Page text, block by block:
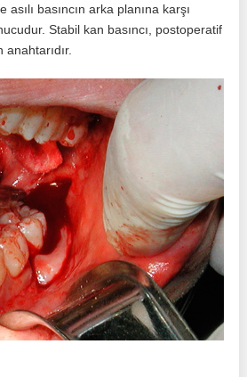
basıncın arka planına karşı
Stabil kan basıncı, postoperatif